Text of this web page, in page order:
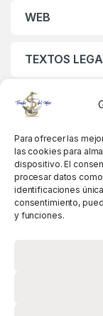
Para ofrecer las
las cookies para
dispositivo. El
procesar datos
identificaciones
consentimiento,
y funciones.
WEB
TEXTOS
MIS DATOS